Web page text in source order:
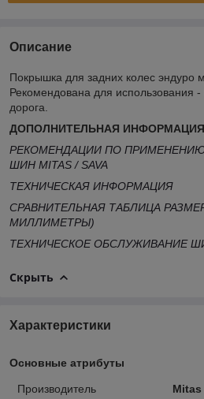
Описание
Покрышка для задних колес эндуро
Рекомендована для использования
дорога.
ДОПОЛНИТЕЛЬНАЯ ИНФОРМАЦИЯ
РЕКОМЕНДАЦИИ ПО
ШИН MITAS / SAVA
ТЕХНИЧЕСКАЯ ИНФОРМАЦИЯ
СРАВНИТЕЛЬНАЯ ТАБЛИЦА
МИЛЛИМЕТРЫ)
ТЕХНИЧЕСКОЕ ОБСЛУЖИВАНИЕ
Скрыть
Характеристики
Основные атрибуты
Производитель
Mitas